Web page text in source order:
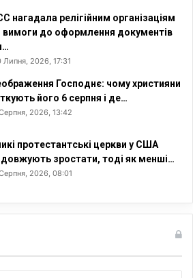
нагадала релігійним організаціям
вимоги до оформлення документів
Липня, 2026, 17:31
Господнє: чому християни
його 6 серпня і де…
2026, 13:42
протестантські церкви у США
зростати, тоді як менші…
2026, 08:01